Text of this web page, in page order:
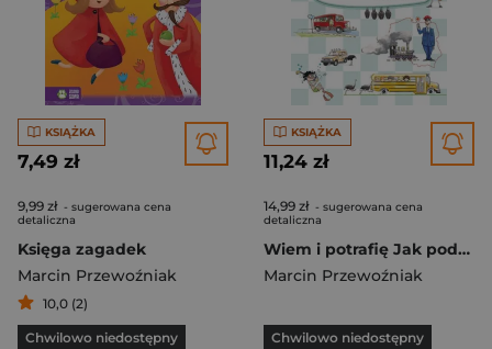
KSIĄŻKA
7,49 zł
9,99 zł - sugerowana cena
detaliczna
Księga zagadek
Marcin Przewoźniak
10,0 (2)
Chwilowo niedostępny
KSIĄŻKA
11,24 zł
14,99 zł - sugerowana cena
detaliczna
Wiem i potrafię Jak podróżować... Wesołe wycieczki po Polsce
Marcin Przewoźniak
Chwilowo niedostępny